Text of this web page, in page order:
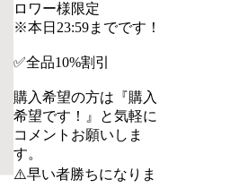
ロワー様限定
※本日23:59までです！
✅全品10%割引
購入希望の方は『購入
希望です！』と気軽に
コメントお願いしま
す。
⚠️早い者勝ちになりま